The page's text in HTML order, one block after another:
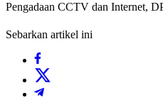
Pengadaan CCTV dan Internet,
Sebarkan artikel ini